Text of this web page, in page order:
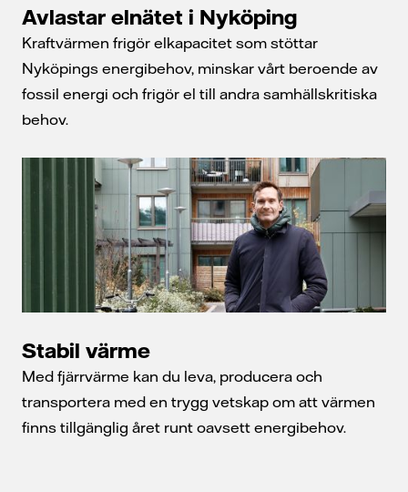
Avlastar elnätet i Nyköping
Kraftvärmen frigör elkapacitet som stöttar
Nyköpings energibehov, minskar vårt beroende av
fossil energi och frigör el till andra samhällskritiska
behov.
Stabil värme
Med fjärrvärme kan du leva, producera och
transportera med en trygg vetskap om att värmen
finns tillgänglig året runt oavsett energibehov.